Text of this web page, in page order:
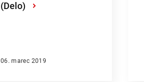
(Delo)
›
06. marec 2019